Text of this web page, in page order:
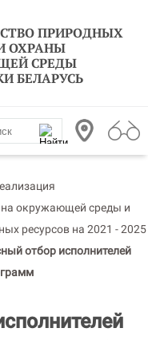
ПРИРОДНЫХ
ОХРАНЫ
СРЕДЫ
БЕЛАРУСЬ
окружающей среды и
ресурсов на 2021 - 2025
отбор исполнителей